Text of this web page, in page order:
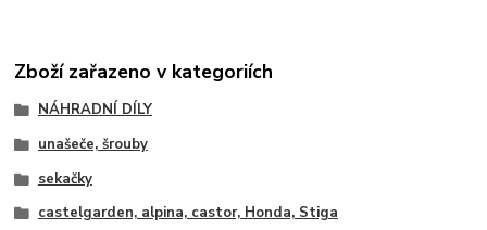
Zboží zařazeno v kategoriích
NÁHRADNÍ DÍLY
unašeče, šrouby
sekačky
castelgarden, alpina, castor, Honda, Stiga